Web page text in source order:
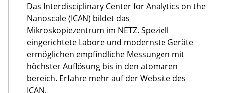
Das Interdisciplinary Center for Analytics on the
Nanoscale (ICAN) bildet das
Mikroskopiezentrum im NETZ. Speziell
eingerichtete Labore und modernste Geräte
ermöglichen empfindliche Messungen mit
höchster Auflösung bis in den atomaren
bereich. Erfahre mehr auf der Website des
ICAN.